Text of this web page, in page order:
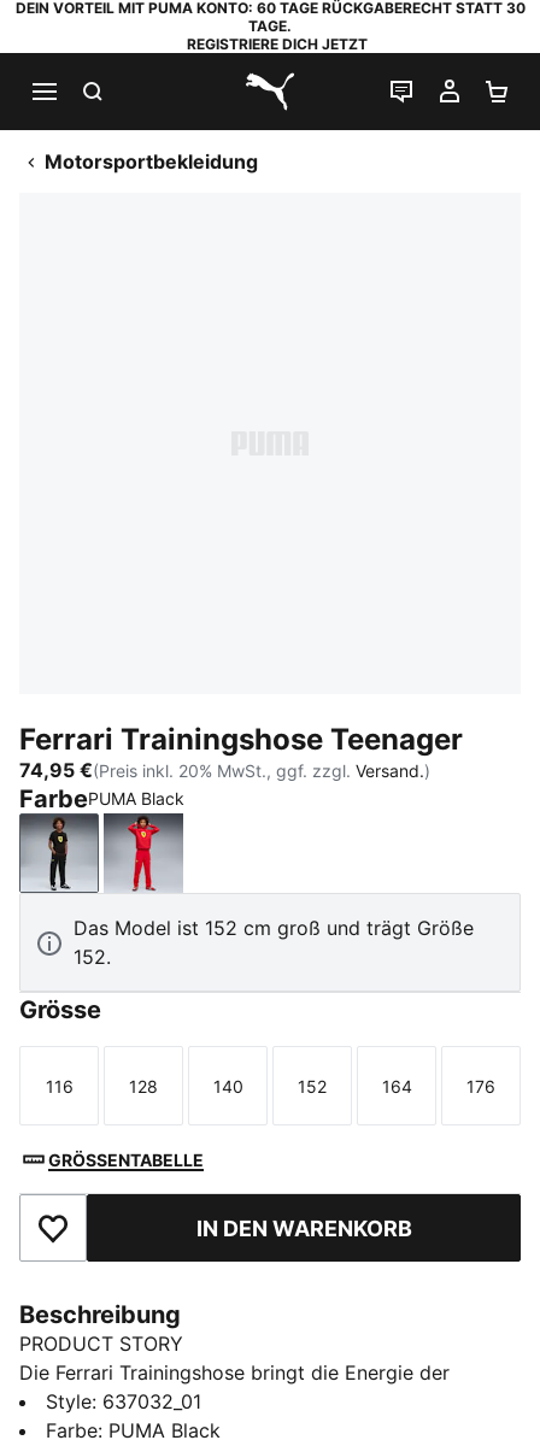
DEIN VORTEIL MIT PUMA KONTO: 60 TAGE RÜCKGABERECHT STATT 30
TAGE.
REGISTRIERE DICH JETZT
PUMA.com
LIVE-CHAT
MEIN
Motorsportbekleidung
Ferrari Trainingshose Teenager
74,95 €(Preis inkl. 20% MwSt., ggf. zzgl. Versand.)
FarbePUMA Black
PUMA BlackRosso Corsa
Das Model ist 152 cm groß und trägt Größe
152.
Grösse
Größe
116
Größe
128
Größe
140
Größe
152
Größe
164
Größe
176
GRÖSSENTABELLE
Zu Favoriten hinzufügenIN DEN WARENKORB
Beschreibung
PRODUCT STORY
Die Ferrari Trainingshose bringt die Energie der
Rennstrecke in deine täglichen Moves. Sichere
Reißverschlusstaschen halten deine Essentials
Style: 637032_01
Farbe: PUMA Black